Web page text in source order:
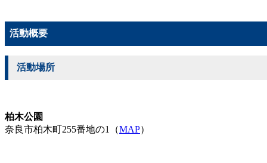
活動概要
活動場所
柏木公園
奈良市柏木町255番地の1（MAP）